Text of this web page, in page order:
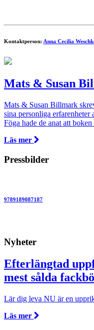
Kontaktperson: Anna Cecilia
Mats & Susan
Mats & Susan Billmark
sina personliga
Föga hade de anat att
Läs mer
Pressbilder
9789189087187
Nyheter
Efterlängtad
mest sålda
Lär dig leva NU är en
Läs mer